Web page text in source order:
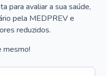
para avaliar a sua saúde,
pela MEDPREV e
reduzidos.
mesmo!